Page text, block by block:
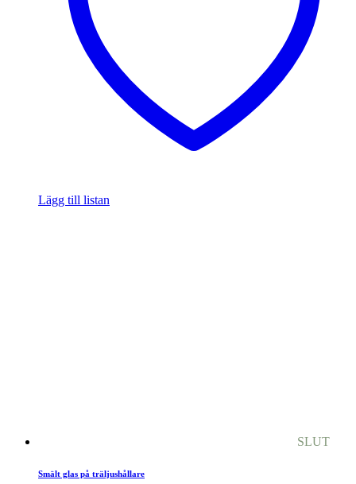
Lägg till listan
SLUT
Smält glas på träljushållare